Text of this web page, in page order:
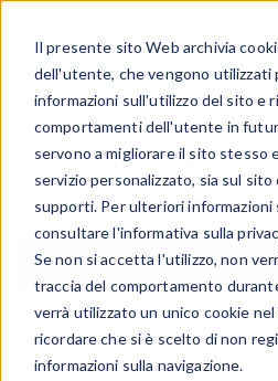
Il presente sito Web archivia
dell'utente, che vengono utilizzati
informazioni sull'utilizzo del sito e
comportamenti dell'utente in
servono a migliorare il sito stesso
servizio personalizzato, sia sul
supporti. Per ulteriori informazioni
consultare l'informativa sulla
Se non si accetta l'utilizzo, non
traccia del comportamento
verrà utilizzato un unico cookie
ricordare che si è scelto di non
informazioni sulla navigazione.
Galleria delle
RICERCA RAPIDA